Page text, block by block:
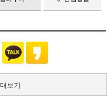
보기